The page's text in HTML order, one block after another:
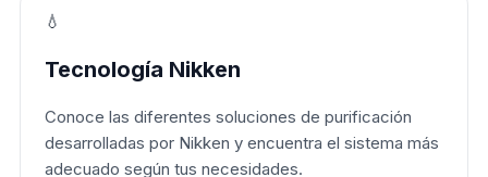
💧
Tecnología Nikken
Conoce las diferentes soluciones de purificación
desarrolladas por Nikken y encuentra el sistema más
adecuado según tus necesidades.